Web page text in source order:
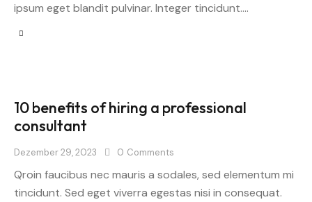
ipsum eget blandit pulvinar. Integer tincidunt.…
10 benefits of hiring a professional
consultant
Dezember 29, 2023 0 Comments
Qroin faucibus nec mauris a sodales, sed elementum mi
tincidunt. Sed eget viverra egestas nisi in consequat.